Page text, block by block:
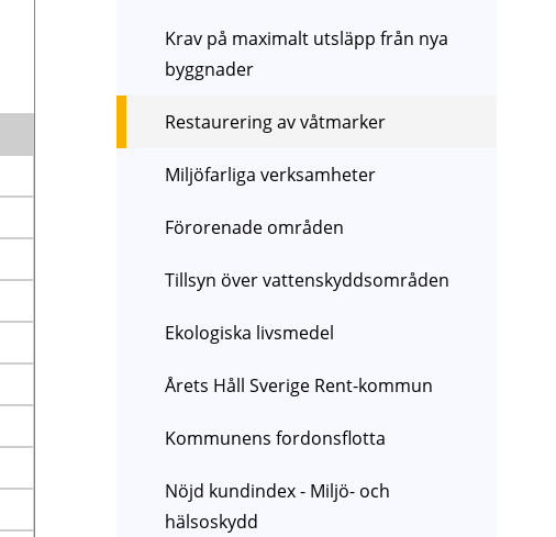
Krav på maximalt utsläpp från nya
byggnader
Restaurering av våtmarker
Miljöfarliga verksamheter
Förorenade områden
Tillsyn över vattenskyddsområden
Ekologiska livsmedel
Årets Håll Sverige Rent-kommun
Kommunens fordonsflotta
Nöjd kundindex - Miljö- och
hälsoskydd